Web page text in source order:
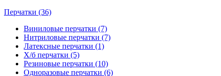
Перчатки (36)
Виниловые перчатки (7)
Нитриловые перчатки (7)
Латексные перчатки (1)
Х/б перчатки (5)
Резиновые перчатки (10)
Одноразовые перчатки (6)